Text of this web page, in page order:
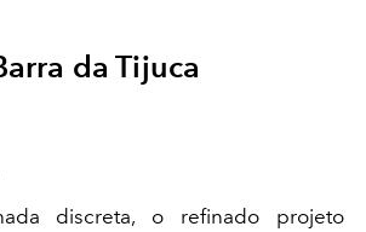
da Tijuca
discreta, o refinado projeto